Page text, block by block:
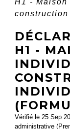
H1 -
Vérifié le 25 Sep
administrative